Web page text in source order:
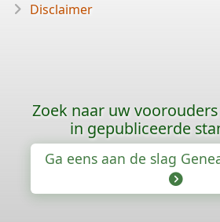
Disclaimer
Zoek naar uw
in gepubliceerde
Ga eens aan de slag